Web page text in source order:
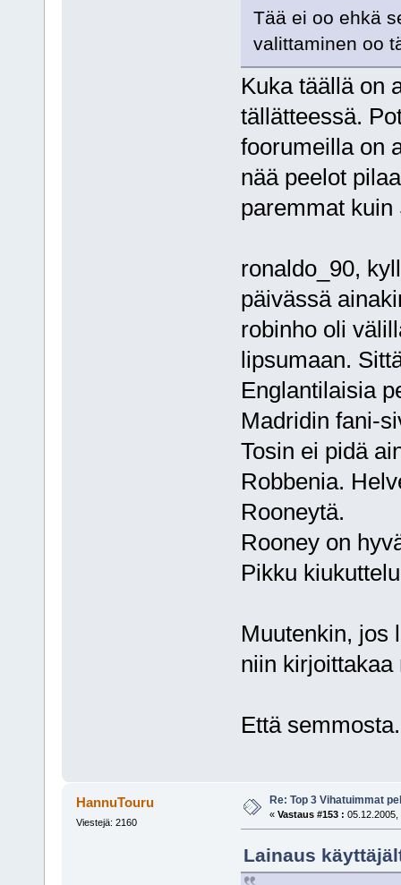
Tää ei oo ehkä
valittaminen oo
Kuka täällä on
tällätteessä.
foorumeilla on
nää peelot
paremmat
ronaldo_90,
päivässä
robinho oli
lipsumaan.
Englantilaisia
Madridin fani-
Tosin ei pidä
Robbenia.
Rooneytä.
Rooney on
Pikku
Muutenkin, jos
niin kirjoittakaa
Että semmosta.
HannuTouru
Viestejä: 2160
Re: Top 3 Vihatuimmat
« Vastaus #153 : 05.12.2005,
Lainaus